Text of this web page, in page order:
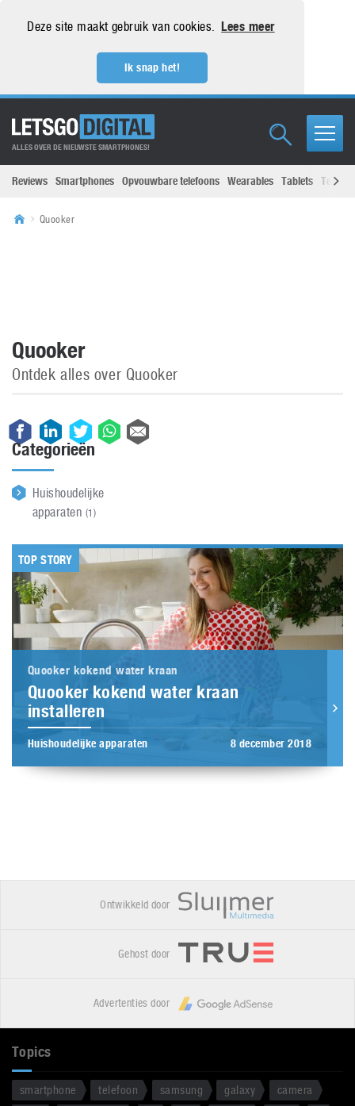
Deze site maakt gebruik van cookies. Lees meer
Ik snap het!
ALLES OVER DE NIEUWSTE SMARTPHONES!
Reviews Smartphones Opvouwbare telefoons Wearables Tablets
Quooker
Quooker
Ontdek alles over Quooker
Categorieën
Huishoudelijke
apparaten (1)
TOP STORY
Quooker kokend water kraan
Quooker kokend water kraan
installeren
Huishoudelijke apparaten 8 december 2018
Ontwikkeld door
Gehost door
Advertenties door
Topics
smartphone telefoon samsung galaxy
camera